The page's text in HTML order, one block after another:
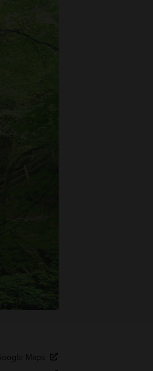
Maps